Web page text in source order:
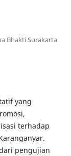
Bhakti Surakarta
yang
terhadap
pengujian